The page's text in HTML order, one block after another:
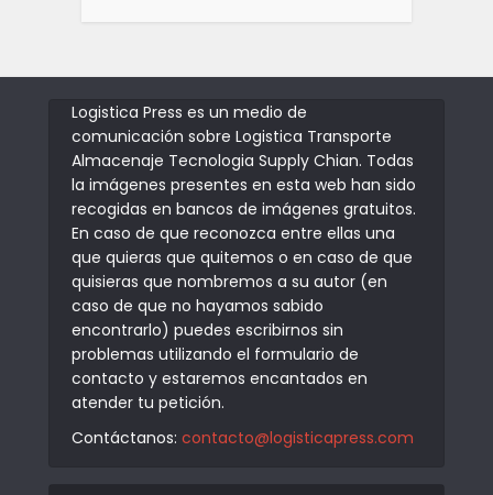
Logistica Press es un medio de
comunicación sobre Logistica Transporte
Almacenaje Tecnologia Supply Chian. Todas
la imágenes presentes en esta web han sido
recogidas en bancos de imágenes gratuitos.
En caso de que reconozca entre ellas una
que quieras que quitemos o en caso de que
quisieras que nombremos a su autor (en
caso de que no hayamos sabido
encontrarlo) puedes escribirnos sin
problemas utilizando el formulario de
contacto y estaremos encantados en
atender tu petición.
Contáctanos: contacto@logisticapress.com